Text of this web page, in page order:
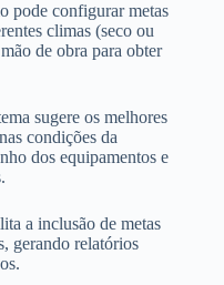
pode configurar metas
climas (seco ou
de obra para obter
sugere os melhores
condições da
dos equipamentos e
a inclusão de metas
gerando relatórios